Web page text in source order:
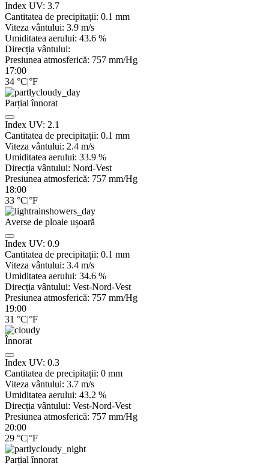
Index UV: 3.7
Cantitatea de precipitații: 0.1 mm
Viteza vântului: 3.9 m/s
Umiditatea aerului: 43.6 %
Direcția vântului:
Presiunea atmosferică: 757 mm/Hg
17:00
34 °C|°F
Parțial înnorat
Index UV: 2.1
Cantitatea de precipitații: 0.1 mm
Viteza vântului: 2.4 m/s
Umiditatea aerului: 33.9 %
Direcția vântului: Nord-Vest
Presiunea atmosferică: 757 mm/Hg
18:00
33 °C|°F
Averse de ploaie ușoară
Index UV: 0.9
Cantitatea de precipitații: 0.1 mm
Viteza vântului: 3.4 m/s
Umiditatea aerului: 34.6 %
Direcția vântului: Vest-Nord-Vest
Presiunea atmosferică: 757 mm/Hg
19:00
31 °C|°F
Înnorat
Index UV: 0.3
Cantitatea de precipitații: 0 mm
Viteza vântului: 3.7 m/s
Umiditatea aerului: 43.2 %
Direcția vântului: Vest-Nord-Vest
Presiunea atmosferică: 757 mm/Hg
20:00
29 °C|°F
Parțial înnorat